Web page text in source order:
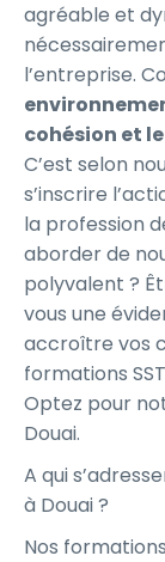
agréable et
l’entreprise.
cohésion et
C’est selon
s’inscrire
la profession
aborder de
polyvalent ?
vous une
accroître vos
formations
Optez pour
Douai.
A qui
à Douai ?
Nos